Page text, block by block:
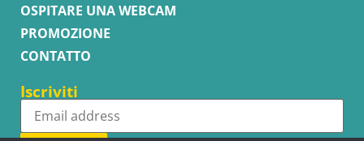
OSPITARE UNA WEBCAM
PROMOZIONE
CONTATTO
Iscriviti